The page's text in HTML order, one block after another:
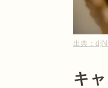
出典：
キ